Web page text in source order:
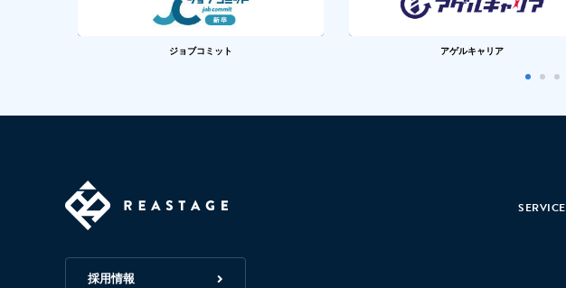
ジョブコミット アゲルキャリア
SERVICE
採用情報